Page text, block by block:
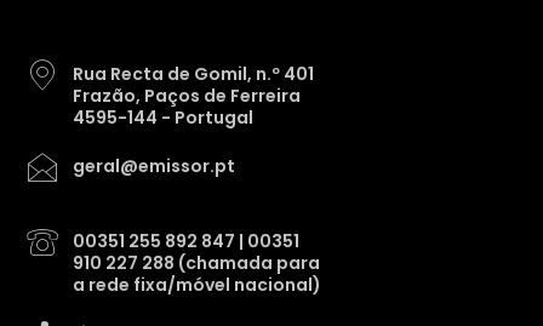
Rua Recta de Gomil, n.º 401
Frazão, Paços de Ferreira
4595-144 - Portugal
geral@emissor.pt
00351 255 892 847 | 00351
910 227 288 (chamada para
a rede fixa/móvel nacional)